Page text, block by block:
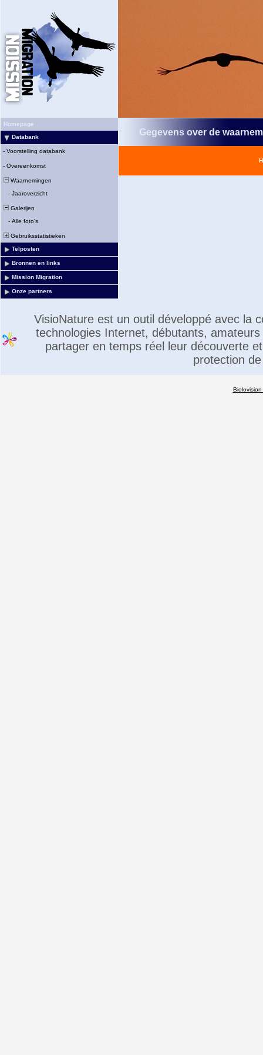
Homepage
Databank
- Voorstelling databank
- Overeenkomst
Waarnemingen
- Jaaroverzicht
Galerijen
- Alle foto's
Gebruiksstatistieken
Telposten
Bronnen en links
Mission Migration
Onze partners
Gegevens over de
VisioNature est un outil développé avec la
technologies Internet, débutants,
partager en temps réel leur découverte
protection
Biolovision